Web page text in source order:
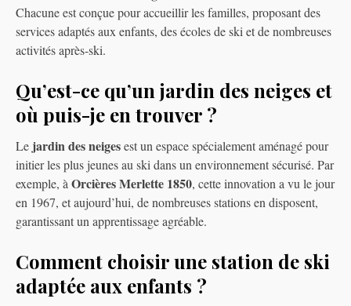
Chacune est conçue pour accueillir les familles, proposant des
services adaptés aux enfants, des écoles de ski et de nombreuses
activités après-ski.
Qu’est-ce qu’un jardin des neiges et
où puis-je en trouver ?
Le jardin des neigesest un espace spécialement aménagé pour
initier les plus jeunes au ski dans un environnement sécurisé. Par
exemple, à Orcières Merlette 1850, cette innovation a vu le jour
en 1967, et aujourd’hui, de nombreuses stations en disposent,
garantissant un apprentissage agréable.
Comment choisir une station de ski
adaptée aux enfants ?